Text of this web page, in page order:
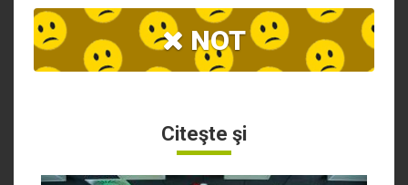
NOT
Citeşte şi